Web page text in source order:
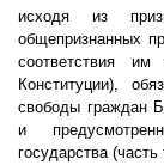
исходя из
общепризнанных
соответствия
Конституции),
свободы граждан
и
государства